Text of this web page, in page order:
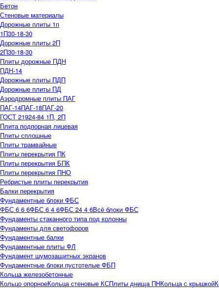
Бетон
Стеновые материалы
Дорожные плиты 1п
1П30-18-30
Дорожные плиты 2П
2П30-18-30
Плиты дорожные ПДН
ПДН-14
Дорожные плиты ПДП
Дорожные плиты ПД
Аэродромные плиты ПАГ
ПАГ-14ПАГ-18ПАГ-20
ГОСТ 21924-84 1П, 2П
Плита подпорная лицевая
Плиты сплошные
Плиты трамвайные
Плиты перекрытия ПК
Плиты перекрытия БПК
Плиты перекрытия ПНО
Ребристые плиты перекрытия
Балки перекрытия
Фундаментные блоки ФБС
ФБС 6 6 6ФБС 6 4 6ФБС 24 4 6Всё блоки ФБС
Фундаменты стаканного типа под колонны
Фундаменты для светофоров
Фундаментные балки
Фундаментные плиты ФЛ
Фундамент шумозащитных экранов
Фундаментные блоки пустотелые ФБП
Кольца железобетонные
Кольцо опорноеКольца стеновые КСПлиты днища ПНКольца с крышкой